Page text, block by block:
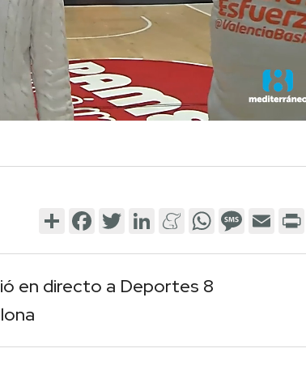
ShareFacebook
TwitterLinkedInMeneame
WhatsApp
Message
Email
en directo a Deportes 8